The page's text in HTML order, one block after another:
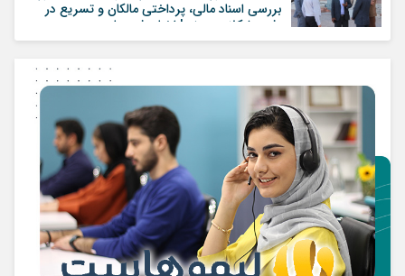
بررسی اسناد مالی، پرداختی مالکان و تسریع در
رفع مشکلات پروژه | اخبار رفسنجان